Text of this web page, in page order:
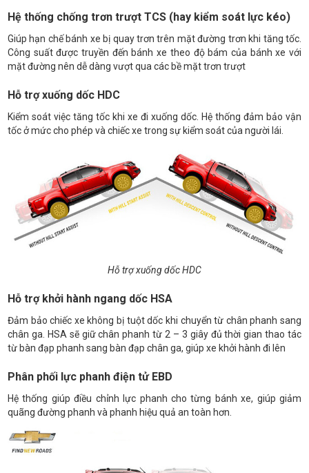
Hệ thống chống trơn trượt TCS (hay kiểm soát lực kéo)
Giúp hạn chế bánh xe bị quay trơn trên mặt đường trơn khi tăng tốc.
Công suất được truyền đến bánh xe theo độ bám của bánh xe với
mặt đường nên dễ dàng vượt qua các bề mặt trơn trượt
Hỗ trợ xuống dốc HDC
Kiểm soát việc tăng tốc khi xe đi xuống dốc. Hệ thống đảm bảo vận
tốc ở mức cho phép và chiếc xe trong sự kiểm soát của người lái.
Hỗ trợ xuống dốc HDC
Hỗ trợ khởi hành ngang dốc HSA
Đảm bảo chiếc xe không bị tuột dốc khi chuyển từ chân phanh sang
chân ga. HSA sẽ giữ chân phanh từ 2 – 3 giây đủ thời gian thao tác
từ bàn đạp phanh sang bàn đạp chân ga, giúp xe khởi hành đi lên
Phân phối lực phanh điện tử EBD
Hệ thống giúp điều chỉnh lực phanh cho từng bánh xe, giúp giảm
quãng đường phanh và phanh hiệu quả an toàn hơn.